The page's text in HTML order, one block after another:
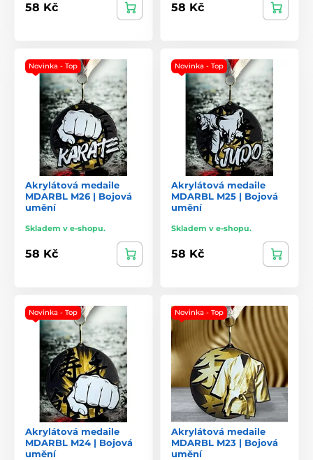
58 Kč 58 Kč
Novinka - Top
Akrylátová medaile
MDARBL M26 | Bojová
umění
Skladem v e-shopu.
58 Kč
Novinka - Top
Akrylátová medaile
MDARBL M25 | Bojová
umění
Skladem v e-shopu.
58 Kč
Novinka - Top
Akrylátová medaile
MDARBL M24 | Bojová
umění
Novinka - Top
Akrylátová medaile
MDARBL M23 | Bojová
umění